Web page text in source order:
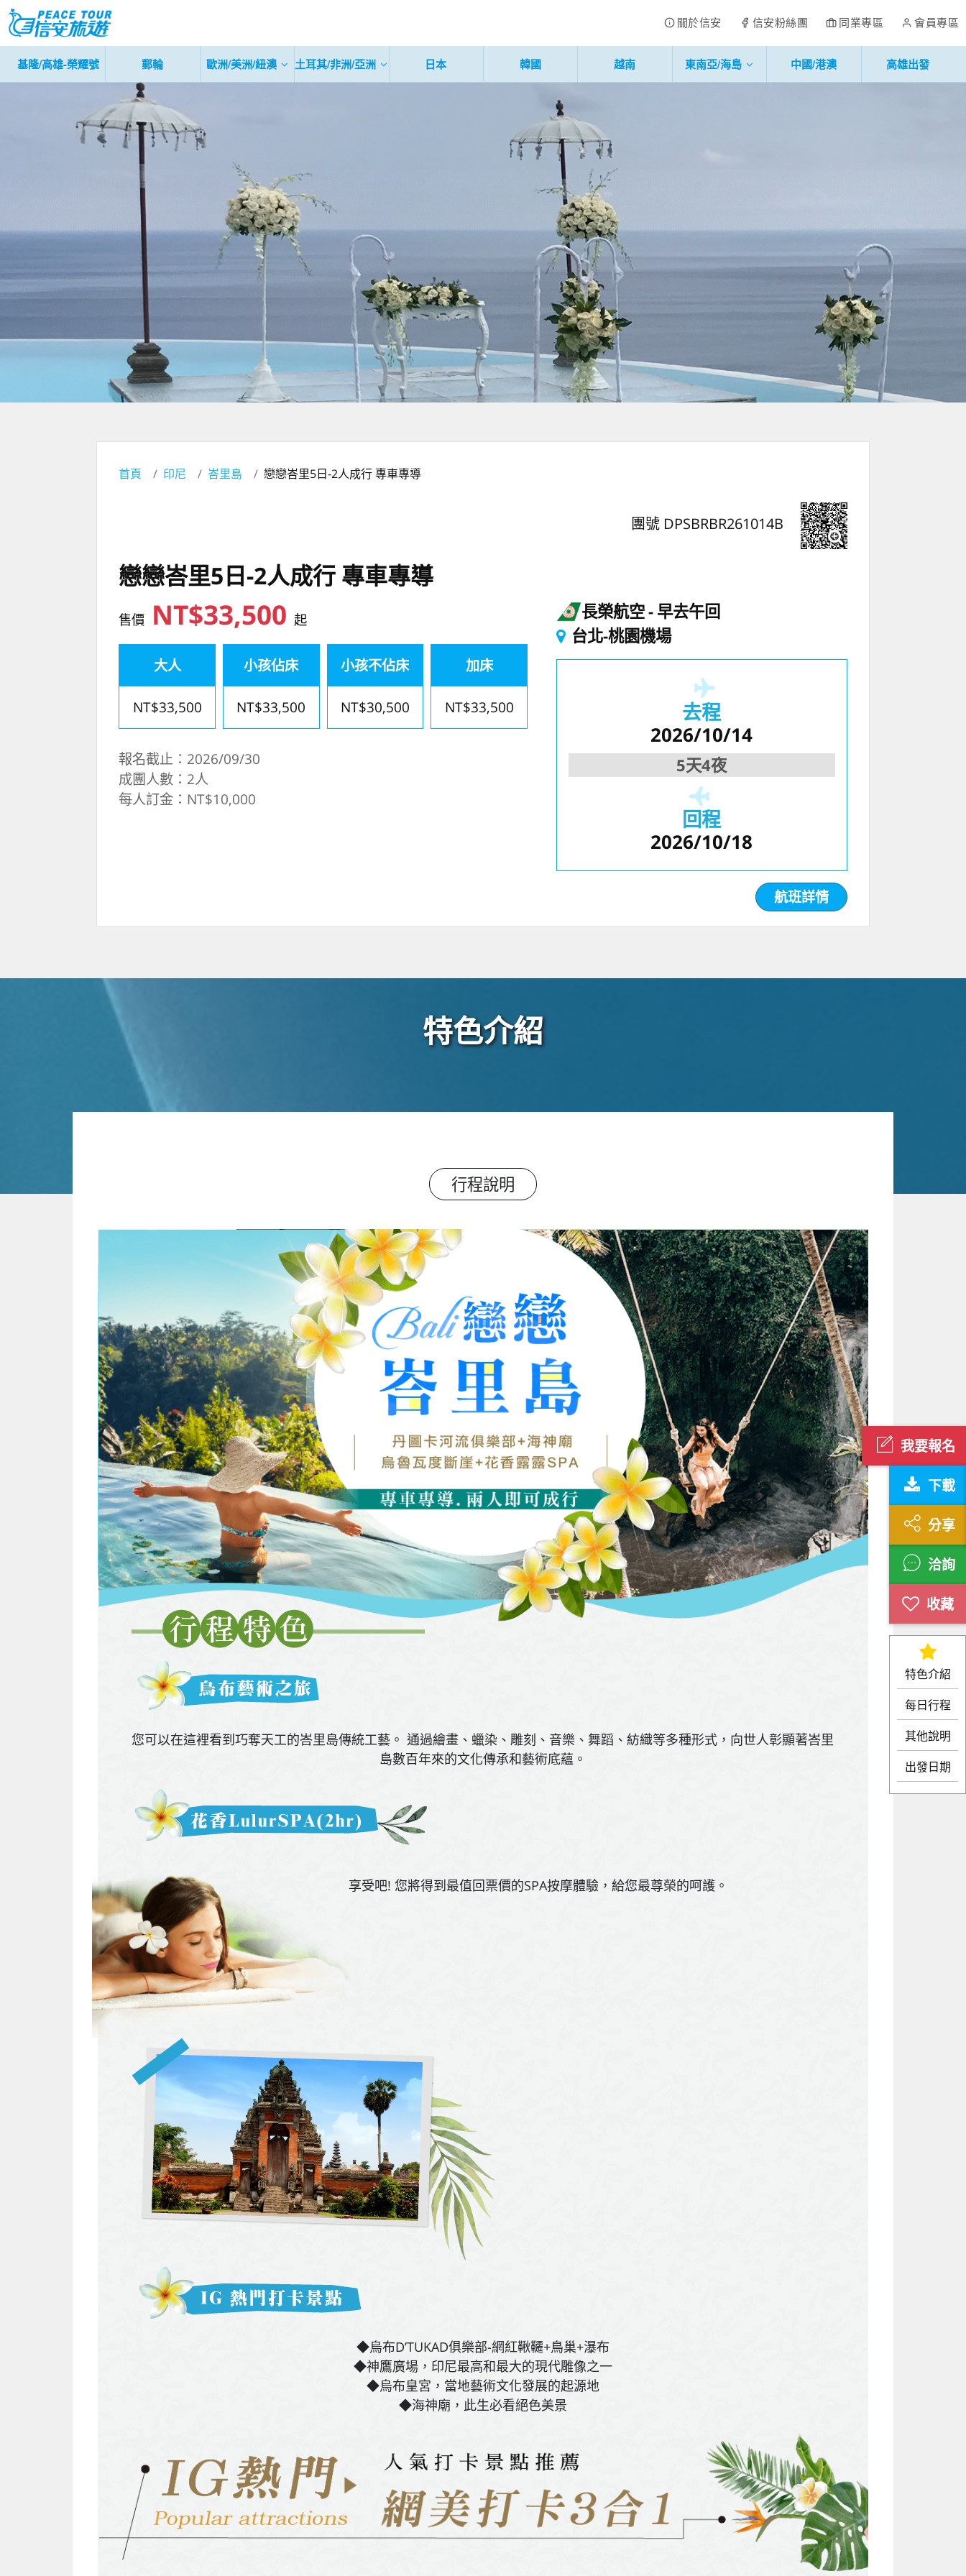
關於信安 信安粉絲團 同業專區 會員專區
基隆/高雄-榮耀號 郵輪 歐洲/美洲/紐澳 土耳其/非洲/亞洲 日本 韓國 越南 東南亞/海島 中國/港澳 高雄出發
我要報名
下載
分享
洽詢
特色介紹
每日行程
其他說明
出發日期
首頁 印尼 峇里島 戀戀峇里5日-2人成行 專車專導
團號 DPSBRBR261014B
戀戀峇里5日-2人成行 專車專導
售價 NT$33,500起
大人
NT$33,500
小孩佔床
NT$33,500
小孩不佔床
NT$30,500
加床
NT$33,500
報名截止：2026/09/30
成團人數：2人
每人訂金：NT$10,000
長榮航空 早去午回
台北-桃園機場
去程
2026/10/14
5天4夜
回程
2026/10/18
航班詳情
特色介紹
行程說明
您可以在這裡看到巧奪天工的峇里島傳統工藝。 通過繪畫、蠟染、雕刻、音樂、舞蹈、紡織等多種形式，向世人彰顯著峇里
島數百年來的文化傳承和藝術底蘊。
享受吧! 您將得到最值回票價的SPA按摩體驗，給您最尊榮的呵護。
◆烏布D’TUKAD俱樂部-網紅鞦韆+鳥巢+瀑布
◆神鷹廣場，印尼最高和最大的現代雕像之一
◆烏布皇宮，當地藝術文化發展的起源地
◆海神廟，此生必看絕色美景